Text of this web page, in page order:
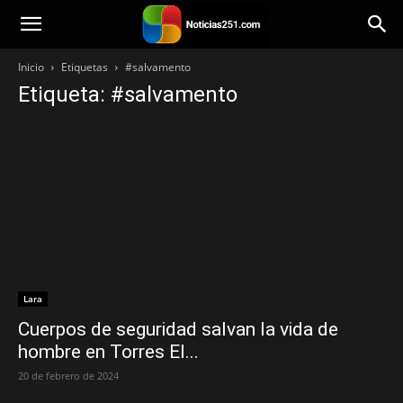
Noticias251
Inicio Etiquetas #salvamento
Etiqueta: #salvamento
Lara
Cuerpos de seguridad salvan la vida de
hombre en Torres El...
20 de febrero de 2024